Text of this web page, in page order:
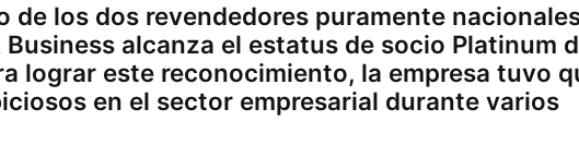
de los dos revendedores puramente
alcanza el estatus de socio Platinum
lograr este reconocimiento, la empresa tuvo
en el sector empresarial durante varios